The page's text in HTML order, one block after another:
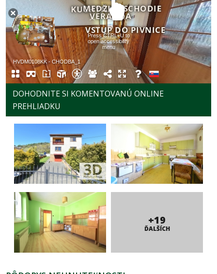
DOHODNITE SI KOMENTOVANÚ ONLINE
PREHLIADKU
+19
ĎALŠÍCH